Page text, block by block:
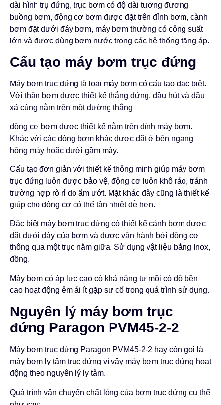
dài hình trụ đứng, trục bơm có độ dài tương đương
buồng bơm, động cơ bơm được đặt trên đỉnh bơm, cành
bơm đặt dưới đáy bơm, máy bơm thường có công suất
lớn và được dùng bơm nước trong các hệ thống tăng áp.
Cấu tạo máy bơm trục đứng
Máy bơm trục đứng là loại máy bơm có cấu tạo đặc biệt.
Với thân bơm được thiết kế thẳng đứng, đầu hút và đầu
xả cùng nằm trên một đường thẳng
động cơ bơm được thiết kế nằm trên đỉnh máy bơm.
Khác với các dòng bơm khác được đặt ở bên ngang
hông máy hoặc dưới gầm máy.
Cấu tạo đơn giản với thiết kế thông minh giúp máy bơm
trục đứng luôn được bảo vệ, động cơ luôn khô ráo, tránh
trường hợp rò rỉ do ẩm ướt. Mặt khác đây cũng là thiết kế
giúp cho động cơ có thể tản nhiệt dễ hơn.
Đặc biệt máy bơm trục đứng có thiết kế cánh bơm được
đặt dưới đáy của bơm và được vận hành bởi động cơ
thông qua một trục nằm giữa. Sử dụng vật liệu bằng Inox,
đồng.
Máy bơm có áp lực cao có khả năng tự mồi có độ bền
cao hoạt động êm ái ít gặp sự cố trong quá trình sử dụng.
Nguyên lý máy bơm trục
đứng Paragon PVM45-2-2
Máy bơm trục đứng Paragon PVM45-2-2 hay còn gọi là
máy bơm ly tâm trục đứng vì vậy máy bơm trục đứng hoạt
động theo nguyên lý ly tâm.
Quá trình vận chuyển chất lỏng của bơm trục đứng cụ thể